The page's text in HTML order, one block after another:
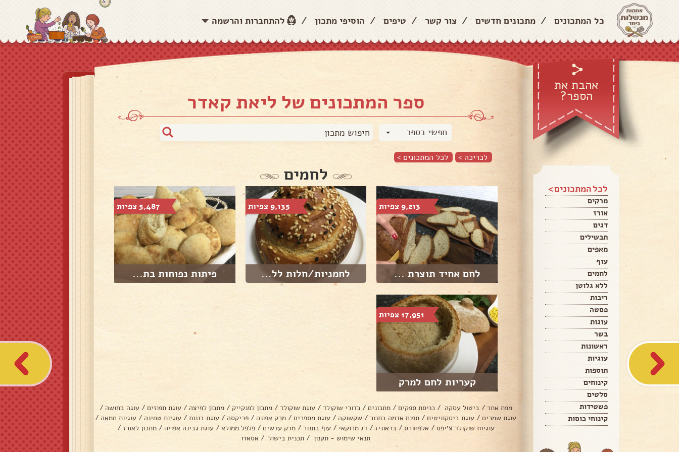
כל המתכונים / מתכונים חדשים / צור קשר / טיפים / הוסיפי מתכון / להתחברות והרשמה
אהבת את
הספר?
לכל המתכונים >
מרקים
אורז
דגים
תבשילים
מאפים
עוף
לחמים
ללא גלוטן
ריבות
פסטה
עוגות
בשר
ראשונות
עוגיות
תוספות
קינוחים
סלטים
פשטידות
קינוחי כוסות
ספר המתכונים של ליאת קאדר
חפשי בספר
לכריכה > לכל המתכונים >
לחמים
9,213 צפיות
לחם אחיד תוצרת ...
9,135 צפיות
לחמניות/חלות לל...
5,487 צפיות
פיתות נפוחות בת...
17,951 צפיות
קעריות לחם למרק
מפת אתר / ביטול עסקה / כניסת ספקים / מתכונים / כדורי שוקולד / עוגת שוקולד / מתכון לפנקייק / מתכון לפיצה / עוגת תפוזים / עוגה בחושה /
עוגת שמרים / עוגת ביסקוויטים / תפוח אדמה בתנור / שקשוקה / עוגת מספרים / מרק אפונה / פריקסה / עוגת בננות / עוגיות טחינה / עוגיות חמאה /
עוגיות שוקולד צ׳יפס / אלפחורס / בראוניז / דג מרוקאי / עוף בתנור / מרק עדשים / פלפל ממולא / עוגת גבינה אפויה / מתכון לאורז /
תנאי שימוש - תקנון / תכנית בישול / אסאדו